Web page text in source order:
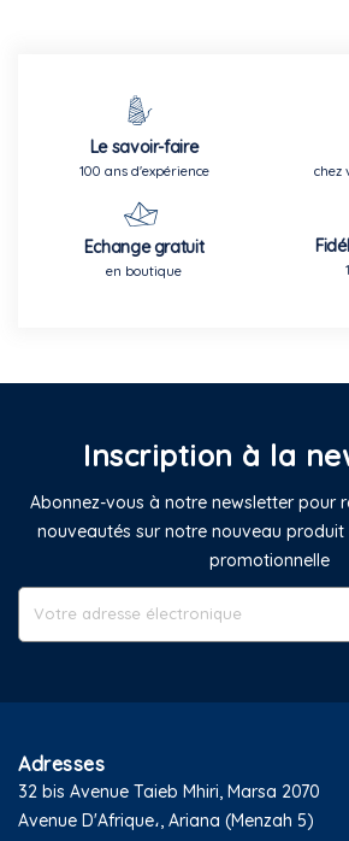
Le savoir-faire
100 ans d'expérience chez
Echange gratuit
en boutique
Inscription à la
Abonnez-vous à notre newsletter pour
nouveautés sur notre nouveau
promotionnelle
Adresses
32 bis Avenue Taieb Mhiri, Marsa 2070
Avenue D'Afrique،, Ariana (Menzah 5)